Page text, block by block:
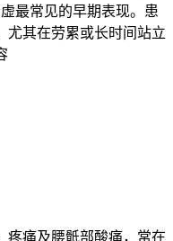
最常见的早期表现。患
尤其在劳累或长时间站立
疼痛及腰骶部酸痛，常在